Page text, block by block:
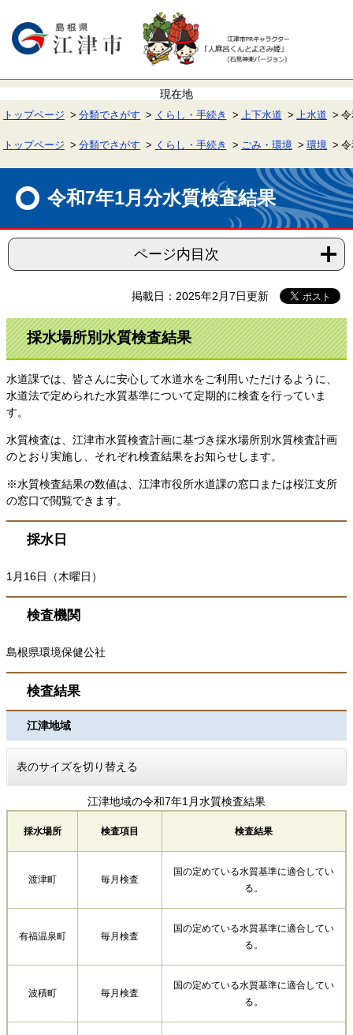
で
ば
本
へ
トップページ 分類でさがす くらし・手続き 上下水道 上水道
トップページ 分類でさがす くらし・手続き ごみ・環境 環境
令和7年1月分水質検査結果
ページ内目次
掲載日：2025年2月7日更新
採水場所別水質検査結果
水道課では、皆さんに安心して水道水をご利用いただけるように、
水道法で定められた水質基準について定期的に検査を行っていま
す。
水質検査は、江津市水質検査計画に基づき採水場所別水質検査計画
のとおり実施し、それぞれ検査結果をお知らせします。
※水質検査結果の数値は、江津市役所水道課の窓口または桜江支所
の窓口で閲覧できます。
採水日
1月16日（木曜日）
検査機関
島根県環境保健公社
検査結果
江津地域
表のサイズを切り替える
江津地域の令和7年1月水質検査結果
採水場所 検査項目 検査結果
渡津町 毎月検査
国の定めている水質基準に適合してい
る。
有福温泉町 毎月検査
国の定めている水質基準に適合してい
る。
波積町 毎月検査
国の定めている水質基準に適合してい
る。